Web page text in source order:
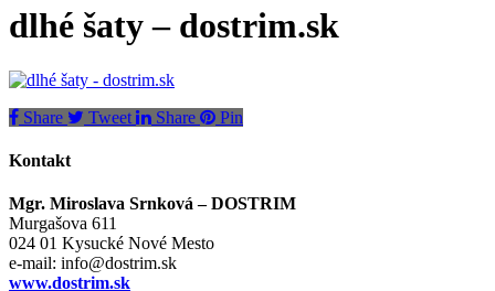
Search
dlhé šaty – dostrim.sk
Share Tweet Share Pin
Kontakt
Mgr. Miroslava Srnková – DOSTRIM
Murgašova 611
024 01 Kysucké Nové Mesto
e-mail: info@dostrim.sk
www.dostrim.sk